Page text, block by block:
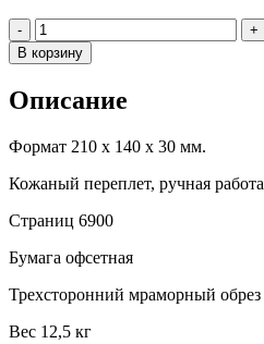
- Количество
+
В корзину
Описание
Формат 210 х 140 х 30 мм.
Кожаный переплет, ручная работа
Страниц 6900
Бумага офсетная
Трехсторонний мраморный обрез
Вес 12,5 кг